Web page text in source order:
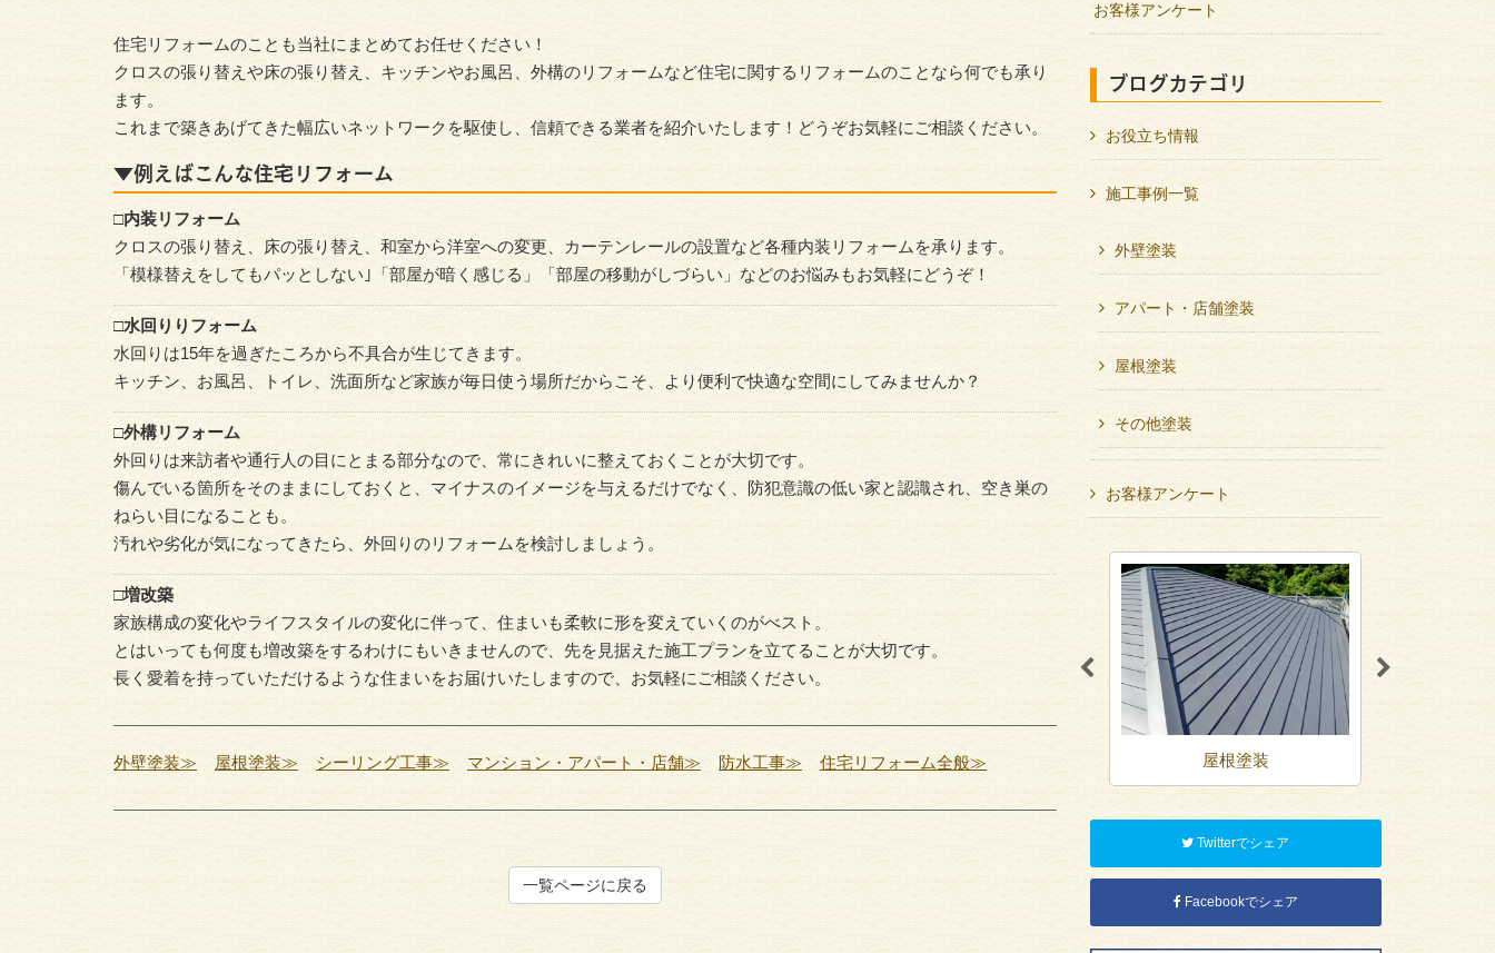
住宅リフォームのことも当社にまとめてお任せください！
クロスの張り替えや床の張り替え、キッチンやお風呂、外構のリフォームなど住宅に関するリフォームのことなら何でも承り
ます。
これまで築きあげてきた幅広いネットワークを駆使し、信頼できる業者を紹介いたします！どうぞお気軽にご相談ください。
▼例えばこんな住宅リフォーム
□内装リフォーム
クロスの張り替え、床の張り替え、和室から洋室への変更、カーテンレールの設置など各種内装リフォームを承ります。
「模様替えをしてもパッとしない｣「部屋が暗く感じる」「部屋の移動がしづらい」などのお悩みもお気軽にどうぞ！
□水回りりフォーム
水回りは15年を過ぎたころから不具合が生じてきます。
キッチン、お風呂、トイレ、洗面所など家族が毎日使う場所だからこそ、より便利で快適な空間にしてみませんか？
□外構リフォーム
外回りは来訪者や通行人の目にとまる部分なので、常にきれいに整えておくことが大切です。
傷んでいる箇所をそのままにしておくと、マイナスのイメージを与えるだけでなく、防犯意識の低い家と認識され、空き巣の
ねらい目になることも。
汚れや劣化が気になってきたら、外回りのリフォームを検討しましょう。
□増改築
家族構成の変化やライフスタイルの変化に伴って、住まいも柔軟に形を変えていくのがべスト。
とはいっても何度も増改築をするわけにもいきませんので、先を見据えた施工プランを立てることが大切です。
長く愛着を持っていただけるような住まいをお届けいたしますので、お気軽にご相談ください。
外壁塗装≫ 屋根塗装≫ シーリング工事≫ マンション・アパート・店舗≫ 防水工事≫ 住宅リフォーム全般≫
一覧ページに戻る
お客様アンケート
ブログカテゴリ
お役立ち情報
施工事例一覧
外壁塗装
アパート・店舗塗装
屋根塗装
その他塗装
お客様アンケート
住宅リフォーム全般 外壁塗装 屋根塗装 シー
Twitterでシェア
Facebookでシェア